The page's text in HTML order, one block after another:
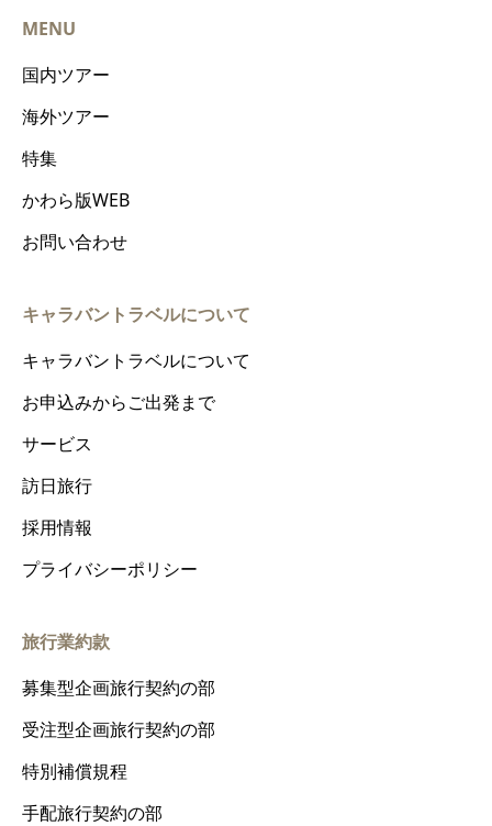
MENU
国内ツアー
海外ツアー
特集
かわら版WEB
お問い合わせ
キャラバントラベルについて
キャラバントラベルについて
お申込みからご出発まで
サービス
訪日旅行
採用情報
プライバシーポリシー
旅行業約款
募集型企画旅行契約の部
受注型企画旅行契約の部
特別補償規程
手配旅行契約の部